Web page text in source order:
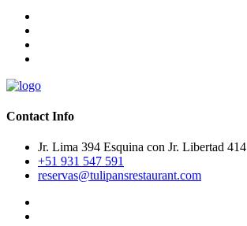
Contact Info
Jr. Lima 394 Esquina con Jr. Libertad 414
+51 931 547 591
reservas@tulipansrestaurant.com